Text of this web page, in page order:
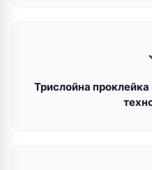
Трислойна проклейка